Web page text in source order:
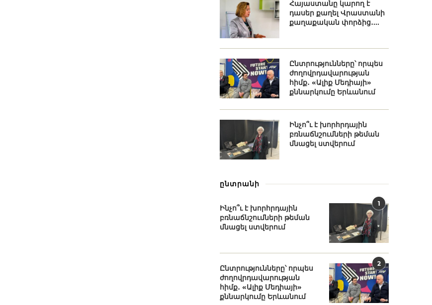
Հայաստանը կարող է
դասեր քաղել Վրաստանի
քաղաքական փորձից․...
Ընտրությունները՝ որպես
ժողովրդավարության
հիմք․ «Ալիք Մեդիայի»
քննարկումը Երևանում
Ինչո՞ւ է խորհրդային
բռնաճնշումների թեման
մնացել ստվերում
ընտրանի
1
Ինչո՞ւ է խորհրդային
բռնաճնշումների թեման
մնացել ստվերում
2
Ընտրությունները՝ որպես
ժողովրդավարության
հիմք․ «Ալիք Մեդիայի»
քննարկումը Երևանում